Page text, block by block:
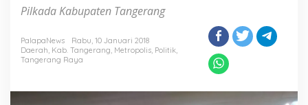
Pilkada Kabupaten Tangerang
PalapaNews
Rabu, 10 Januari 2018
Daerah, Kab. Tangerang, Metropolis, Politik,
Tangerang Raya